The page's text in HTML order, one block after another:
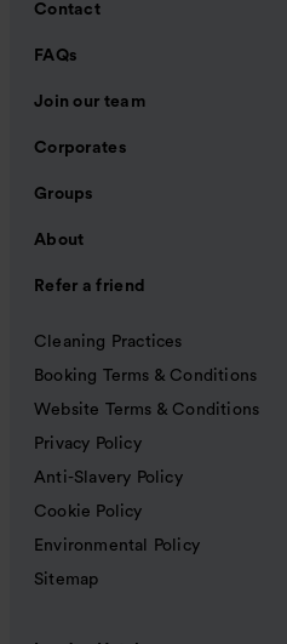
Contact
FAQs
Join our team
Corporates
Groups
About
Refer a friend
Cleaning Practices
Booking Terms & Conditions
Website Terms & Conditions
Privacy Policy
Anti-Slavery Policy
Cookie Policy
Environmental Policy
Sitemap